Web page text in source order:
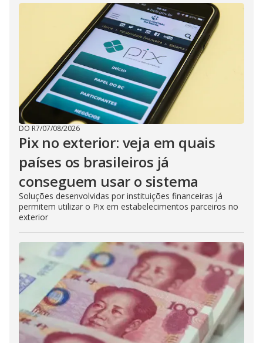
DO R7/07/08/2026
Pix no exterior: veja em quais
países os brasileiros já
conseguem usar o sistema
Soluções desenvolvidas por instituições financeiras já
permitem utilizar o Pix em estabelecimentos parceiros no
exterior